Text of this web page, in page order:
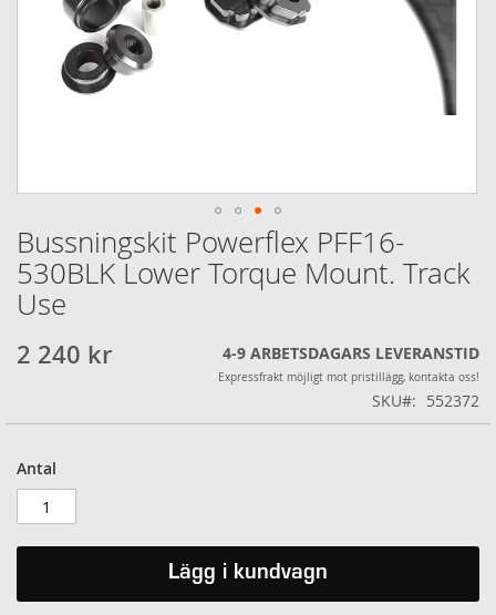
Bussningskit Powerflex PFF16-
530BLK Lower Torque Mount. Track
Use
2 240 kr 4-9 ARBETSDAGARS LEVERANSTID
Expressfrakt möjligt mot pristillägg, kontakta oss!
SKU 552372
Antal
Lägg i kundvagn
Hoppa
till
början